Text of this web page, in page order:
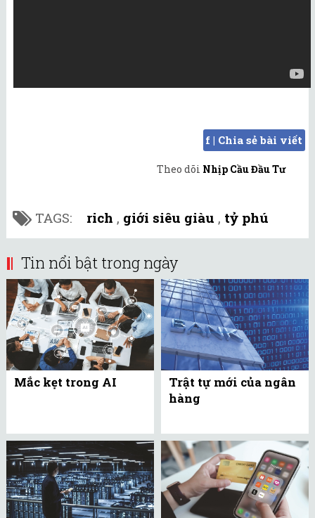
f | Chia sẻ bài viết
Theo dõi Nhịp Cầu Đầu Tư
TAGS: rich , giới siêu giàu , tỷ phú
Tin nổi bật trong ngày
Mắc kẹt trong AI
Trật tự mới của ngân
hàng